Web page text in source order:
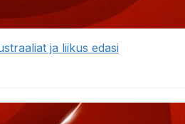
ja liikus edasi